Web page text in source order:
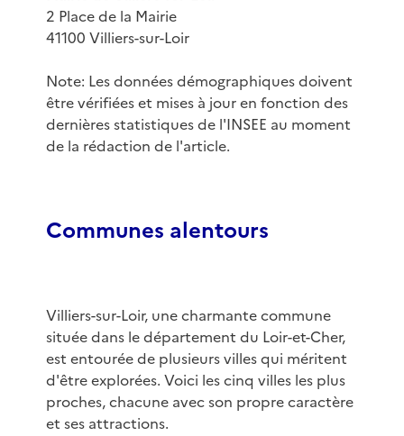
2 Place de la Mairie
41100 Villiers-sur-Loir
Note: Les données démographiques doivent
être vérifiées et mises à jour en fonction des
dernières statistiques de l'INSEE au moment
de la rédaction de l'article.
Communes alentours
Villiers-sur-Loir, une charmante commune
située dans le département du Loir-et-Cher,
est entourée de plusieurs villes qui méritent
d'être explorées. Voici les cinq villes les plus
proches, chacune avec son propre caractère
et ses attractions.